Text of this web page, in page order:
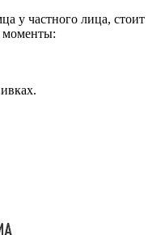
у частного лица, стоит
моменты: